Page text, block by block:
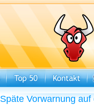
Späte Vorwarnung